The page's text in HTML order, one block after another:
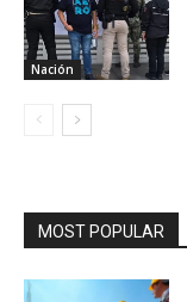
Nación
MOST POPULAR